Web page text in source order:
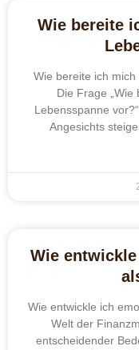
Wie bereite
Wie bereite ich
Die Frage
Lebensspanne
Angesichts
Wie
Wie entwickle ich
Welt der
entscheidender